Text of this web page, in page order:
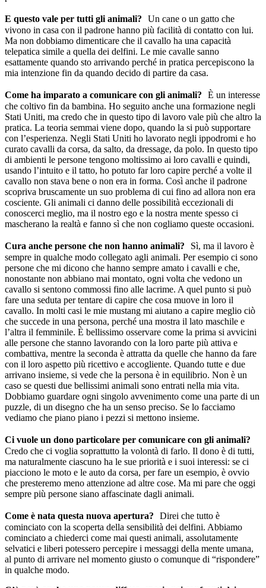
E questo vale per tutti gli animali? Un cane o un gatto che
vivono in casa con il padrone hanno più facilità di contatto con lui.
Ma non dobbiamo dimenticare che il cavallo ha una capacità
telepatica simile a quella dei delfini. Le mie cavalle sanno
esattamente quando sto arrivando perché in pratica percepiscono la
mia intenzione fin da quando decido di partire da casa.
Come ha imparato a comunicare con gli animali? È un interesse
che coltivo fin da bambina. Ho seguito anche una formazione negli
Stati Uniti, ma credo che in questo tipo di lavoro vale più che altro la
pratica. La teoria semmai viene dopo, quando la si può supportare
con l’esperienza. Negli Stati Uniti ho lavorato negli ippodromi e ho
curato cavalli da corsa, da salto, da dressage, da polo. In questo tipo
di ambienti le persone tengono moltissimo ai loro cavalli e quindi,
usando l’intuito e il tatto, ho potuto far loro capire perché a volte il
cavallo non stava bene o non era in forma. Così anche il padrone
scopriva bruscamente un suo problema di cui fino ad allora non era
cosciente. Gli animali ci danno delle possibilità eccezionali di
conoscerci meglio, ma il nostro ego e la nostra mente spesso ci
mascherano la realtà e fanno sì che non cogliamo queste occasioni.
Cura anche persone che non hanno animali? Sì, ma il lavoro è
sempre in qualche modo collegato agli animali. Per esempio ci sono
persone che mi dicono che hanno sempre amato i cavalli e che,
nonostante non abbiano mai montato, ogni volta che vedono un
cavallo si sentono commossi fino alle lacrime. A quel punto si può
fare una seduta per tentare di capire che cosa muove in loro il
cavallo. In molti casi le mie mustang mi aiutano a capire meglio ciò
che succede in una persona, perché una mostra il lato maschile e
l’altra il femminile. È bellissimo osservare come la prima si avvicini
alle persone che stanno lavorando con la loro parte più attiva e
combattiva, mentre la seconda è attratta da quelle che hanno da fare
con il loro aspetto più ricettivo e accogliente. Quando tutte e due
arrivano insieme, si vede che la persona è in equilibrio. Non è un
caso se questi due bellissimi animali sono entrati nella mia vita.
Dobbiamo guardare ogni singolo avvenimento come una parte di un
puzzle, di un disegno che ha un senso preciso. Se lo facciamo
vediamo che piano piano i pezzi si mettono insieme.
Ci vuole un dono particolare per comunicare con gli animali?
Credo che ci voglia soprattutto la volontà di farlo. Il dono è di tutti,
ma naturalmente ciascuno ha le sue priorità e i suoi interessi: se ci
piacciono le moto e le auto da corsa, per fare un esempio, è ovvio
che presteremo meno attenzione ad altre cose. Ma mi pare che oggi
sempre più persone siano affascinate dagli animali.
Come è nata questa nuova apertura? Direi che tutto è
cominciato con la scoperta della sensibilità dei delfini. Abbiamo
cominciato a chiederci come mai questi animali, assolutamente
selvatici e liberi potessero percepire i messaggi della mente umana,
al punto di arrivare nel momento giusto o comunque di “rispondere”
in qualche modo.